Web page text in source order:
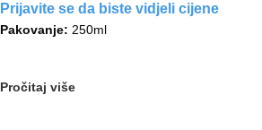
Prijavite se da biste vidjeli cijene
Pakovanje: 250ml
Pročitaj više